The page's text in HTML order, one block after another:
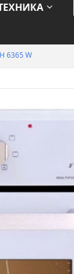
6365 W